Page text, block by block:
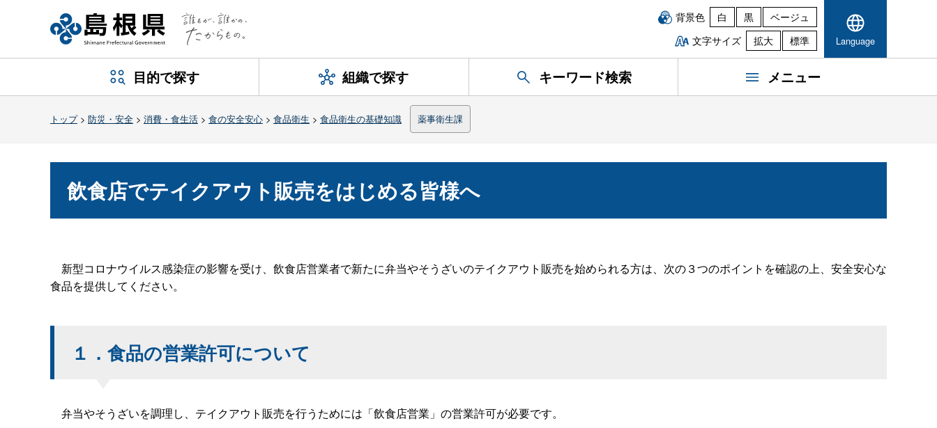
背景色 白 黒
ベージュ
文字サイズ
拡大 標準 Language
目的で探す 組織で探す キーワード検索 メニュー
トップ> 防災・安全 > 消費・食生活 > 食の安全安心 > 食品衛生 > 食品衛生の基礎知識 薬事衛生課
飲食店でテイクアウト販売をはじめる皆様へ
新型コロナウイルス感染症の影響を受け、飲食店営業者で新たに弁当やそうざいのテイクアウト販売を始められる方は、次の３つのポイントを確認の上、安全安心な
食品を提供してください。
１．食品の営業許可について
弁当やそうざいを調理し、テイクアウト販売を行うためには「飲食店営業」の営業許可が必要です。